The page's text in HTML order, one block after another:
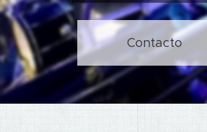
Contacto